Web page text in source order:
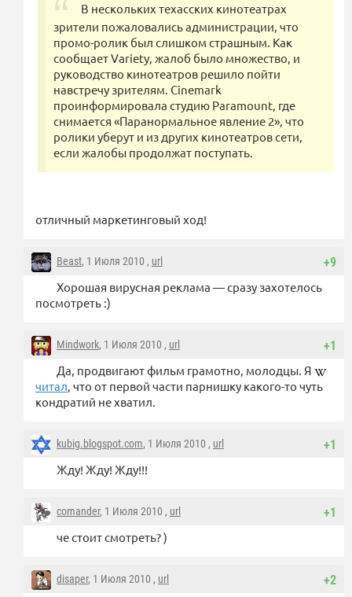
В нескольких техасских кинотеатрах
зрители пожаловались администрации, что
промо-ролик был слишком страшным. Как
сообщает Variety, жалоб было множество, и
руководство кинотеатров решило пойти
навстречу зрителям. Cinemark
проинформировала студию Paramount, где
снимается «Паранормальное явление 2», что
ролики уберут и из других кинотеатров сети,
если жалобы продолжат поступать.
отличный маркетинговый ход!
+9
Beast, 1 Июля 2010 , url
Хорошая вирусная реклама — сразу захотелось
посмотреть :)
+1
Mindwork, 1 Июля 2010 , url
Да, продвигают фильм грамотно, молодцы. Я
читал, что от первой части парнишку какого-то чуть
кондратий не хватил.
+1
kubig.blogspot.com, 1 Июля 2010 , url
Жду! Жду! Жду!!!
+1
comander, 1 Июля 2010 , url
че стоит смотреть? )
+2
disaper, 1 Июля 2010 , url